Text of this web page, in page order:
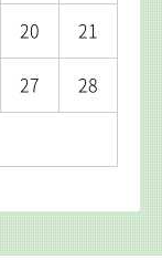
20 21
27 28